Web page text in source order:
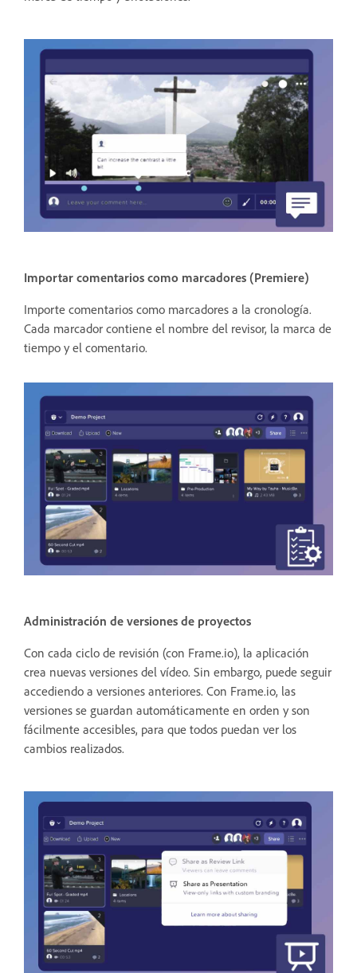
Importar comentarios como marcadores (Premiere)
Importe comentarios como marcadores a la cronología.
Cada marcador contiene el nombre del revisor, la marca de
tiempo y el comentario.
Administración de versiones de proyectos
Con cada ciclo de revisión (con Frame.io), la aplicación
crea nuevas versiones del vídeo. Sin embargo, puede seguir
accediendo a versiones anteriores. Con Frame.io, las
versiones se guardan automáticamente en orden y son
fácilmente accesibles, para que todos puedan ver los
cambios realizados.